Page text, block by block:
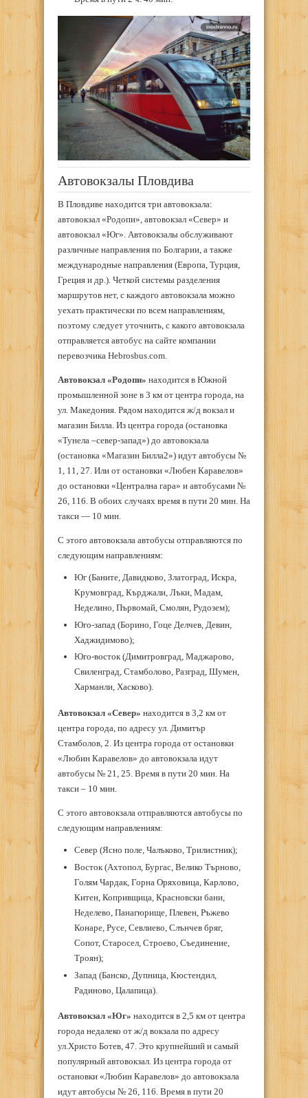
Автовокзалы Пловдива
В Пловдиве находится три автовокзала:
автовокзал «Родопи», автовокзал «Север» и
автовокзал «Юг». Автовокзалы обслуживают
различные направления по Болгарии, а также
международные направления (Европа, Турция,
Греция и др.). Четкой системы разделения
маршрутов нет, с каждого автовокзала можно
уехать практически по всем направлениям,
поэтому следует уточнить, с какого автовокзала
отправляется автобус на сайте компании
перевозчика Hebrosbus.com.
Автовокзал «Родопи» находится в Южной
промышленной зоне в 3 км от центра города, на
ул. Македония. Рядом находится ж/д вокзал и
магазин Билла. Из центра города (остановка
«Тунела –север-запад») до автовокзала
(остановка «Магазин Билла2») идут автобусы №
1, 11, 27. Или от остановки «Любен Каравелов»
до остановки «Централна гара» и автобусами №
26, 116. В обоих случаях время в пути 20 мин. На
такси — 10 мин.
С этого автовокзала автобусы отправляются по
следующим направлениям:
Юг (Баните, Давидково, Златоград, Искра,
Крумовград, Кърджали, Лъки, Мадам,
Неделино, Първомай, Смолян, Рудозем);
Юго-запад (Борино, Гоце Делчев, Девин,
Хаджидимово);
Юго-восток (Димитровград, Маджарово,
Свиленград, Стамболово, Разград, Шумен,
Харманли, Хасково).
Автовокзал «Север» находится в 3,2 км от
центра города, по адресу ул. Димитър
Стамболов, 2. Из центра города от остановки
«Любин Каравелов» до автовокзала идут
автобусы № 21, 25. Время в пути 20 мин. На
такси – 10 мин.
С этого автовокзала отправляются автобусы по
следующим направлениям:
Север (Ясно поле, Чалъково, Трилистник);
Восток (Ахтопол, Бургас, Велико Търново,
Голям Чардак, Горна Оряховица, Карлово,
Китен, Копривщица, Красновски бани,
Неделево, Панагюрище, Плевен, Ръжево
Конаре, Русе, Севлиево, Слънчев бряг,
Сопот, Старосел, Строево, Съединение,
Троян);
Запад (Банско, Дупница, Кюстендил,
Радиново, Цалапица).
Автовокзал «Юг» находится в 2,5 км от центра
города недалеко от ж/д вокзала по адресу
ул.Христо Ботев, 47. Это крупнейший и самый
популярный автовокзал. Из центра города от
остановки «Любин Каравелов» до автовокзала
идут автобусы № 26, 116. Время в пути 20